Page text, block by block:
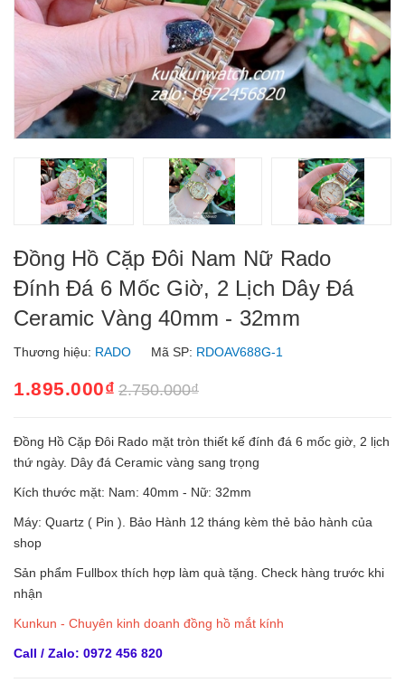
Đồng Hồ Cặp Đôi Nam Nữ Rado
Đính Đá 6 Mốc Giờ, 2 Lịch Dây Đá
Ceramic Vàng 40mm - 32mm
Thương hiệu: RADO Mã SP: RDOAV688G-1
1.895.000₫ 2.750.000₫
Đồng Hồ Cặp Đôi Rado mặt tròn thiết kế đính đá 6 mốc giờ, 2 lịch
thứ ngày. Dây đá Ceramic vàng sang trọng
Kích thước mặt: Nam: 40mm - Nữ: 32mm
Máy: Quartz ( Pin ). Bảo Hành 12 tháng kèm thẻ bảo hành của
shop
Sản phẩm Fullbox thích hợp làm quà tặng. Check hàng trước khi
nhận
Kunkun - Chuyên kinh doanh đồng hồ mắt kính
Call / Zalo: 0972 456 820